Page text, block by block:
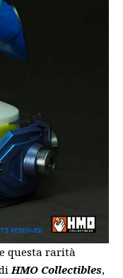
questa rarità
HMO Collectibles,